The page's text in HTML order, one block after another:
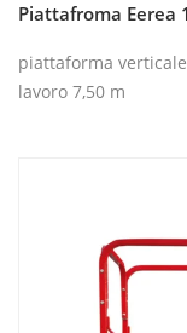
Piattafroma Eerea
piattaforma
lavoro 7,50 m